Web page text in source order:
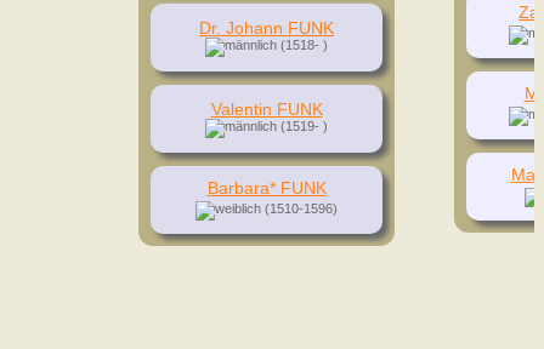
Dr. Johann FUNK
(1518- )
Valentin FUNK
(1519- )
Barbara* FUNK
(1510-1596)